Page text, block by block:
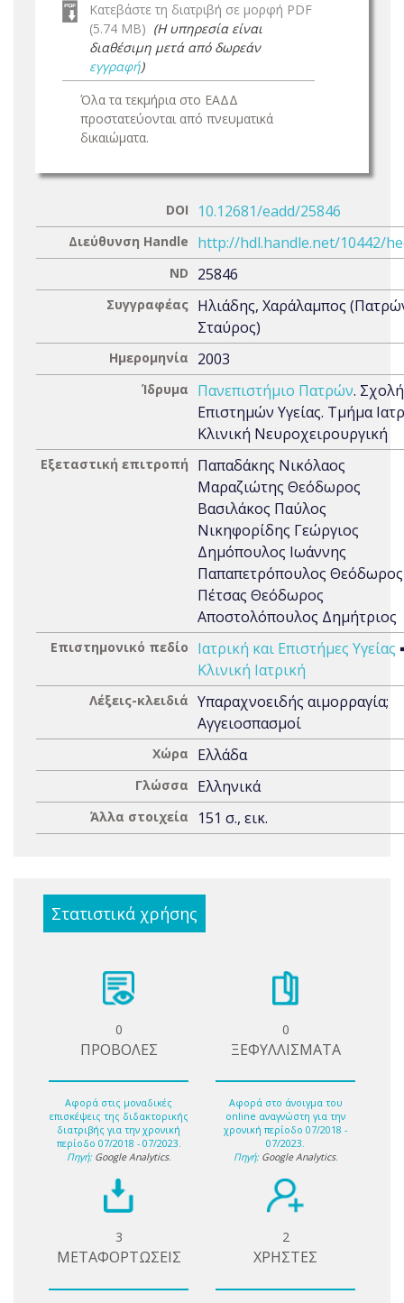
Κατεβάστε τη διατριβή σε μορφή PDF
(5.74 MB) (Η υπηρεσία είναι
διαθέσιμη μετά από δωρεάν
εγγραφή)
Όλα τα τεκμήρια στο ΕΑΔΔ
προστατεύονται από πνευματικά
δικαιώματα.
DOI 10.12681/eadd/25846
Διεύθυνση Handle http://hdl.handle.net/10442/
ND 25846
Συγγραφέας Ηλιάδης, Χαράλαμπος
Σταύρος)
Ημερομηνία 2003
Ίδρυμα Πανεπιστήμιο Πατρών. Σχολή
Επιστημών Υγείας. Τμήμα
Κλινική Νευροχειρουργική
Εξεταστική επιτροπή
Παπαδάκης Νικόλαος
Μαραζιώτης Θεόδωρος
Βασιλάκος Παύλος
Νικηφορίδης Γεώργιος
Δημόπουλος Ιωάννης
Παπαπετρόπουλος Θεόδωρος
Πέτσας Θεόδωρος
Αποστολόπουλος Δημήτριος
Επιστημονικό πεδίο Ιατρική και Επιστήμες Υγείας
Κλινική Ιατρική
Λέξεις-κλειδιά Υπαραχνοειδής αιμορραγία;
Αγγειοσπασμοί
Χώρα Ελλάδα
Γλώσσα Ελληνικά
Άλλα στοιχεία 151 σ., εικ.
Στατιστικά χρήσης
0
ΠΡΟΒΟΛΕΣ
Αφορά στις μοναδικές
επισκέψεις της διδακτορικής
διατριβής για την χρονική
περίοδο 07/2018 - 07/2023.
Πηγή: Google Analytics.
0
ΞΕΦΥΛΛΙΣΜΑΤΑ
Αφορά στο άνοιγμα του
online αναγνώστη για την
χρονική περίοδο 07/2018 -
07/2023.
Πηγή: Google Analytics.
3
ΜΕΤΑΦΟΡΤΩΣΕΙΣ
2
ΧΡΗΣΤΕΣ